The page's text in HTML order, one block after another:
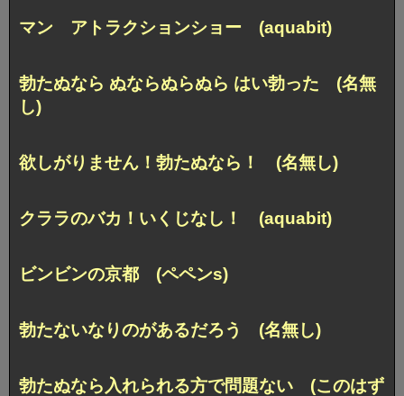
マン アトラクションショー (aquabit)
勃たぬなら ぬならぬらぬら はい勃った (名無
し)
欲しがりません！勃たぬなら！ (名無し)
クララのバカ！いくじなし！ (aquabit)
ビンビンの京都 (ペペンs)
勃たないなりのがあるだろう (名無し)
勃たぬなら入れられる方で問題ない (このはず